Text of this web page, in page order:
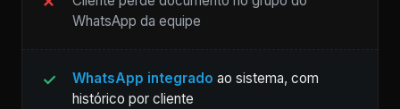
WhatsApp da equipe
WhatsApp integrado ao sistema, com
histórico por cliente